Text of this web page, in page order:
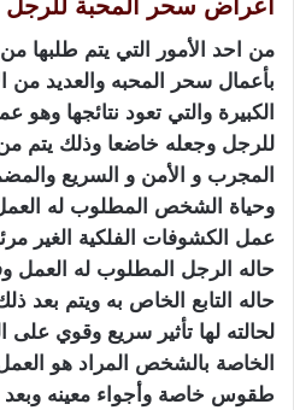
أعراض سحر المحبة
من احد الأمور التي يتم طلبها
بأعمال سحر المحبه والعديد من
الكبيرة والتي تعود نتائجها
للرجل وجعله خاضعا وذلك يتم
المجرب و الأمن و السريع
وحياة الشخص المطلوب له
عمل الكشوفات الفلكية الغير
حاله الرجل المطلوب له
حاله التابع الخاص به ويتم بعد
لحالته لها تأثير سريع وقوي على
الخاصة بالشخص المراد هو
طقوس خاصة وأجواء معينه وبعد